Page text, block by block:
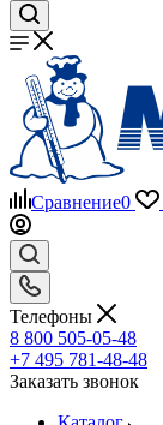
Сравнение0
Телефоны
8 800 505-05-48
+7 495 781-48-48
Заказать звонок